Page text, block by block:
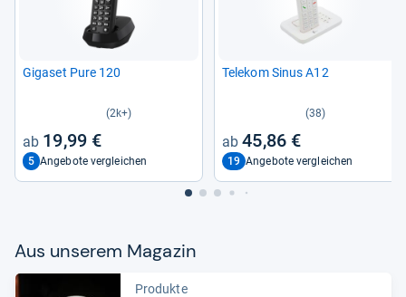
Giga­set Pure 120
(2k+)
19,99 €
5 Angebote vergleichen
Tele­kom Sinus A12
(38)
45,86 €
19 Angebote vergleichen
Aus unse­rem Maga­zin
Produkte